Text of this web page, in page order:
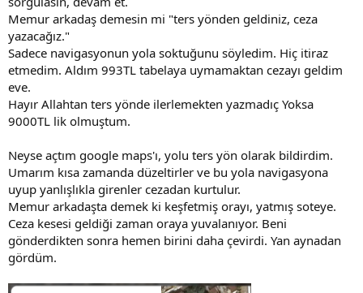
Memur arkadaş demesin mi "ters yönden geldiniz, ceza
yazacağız."
Sadece navigasyonun yola soktuğunu söyledim. Hiç itiraz
etmedim. Aldım 993TL tabelaya uymamaktan cezayı geldim
eve.
Hayır Allahtan ters yönde ilerlemekten yazmadıç Yoksa
9000TL lik olmuştum.
Neyse açtım google maps'ı, yolu ters yön olarak bildirdim.
Umarım kısa zamanda düzeltirler ve bu yola navigasyona
uyup yanlışlıkla girenler cezadan kurtulur.
Memur arkadaşta demek ki keşfetmiş orayı, yatmış soteye.
Ceza kesesi geldiği zaman oraya yuvalanıyor. Beni
gönderdikten sonra hemen birini daha çevirdi. Yan aynadan
gördüm.